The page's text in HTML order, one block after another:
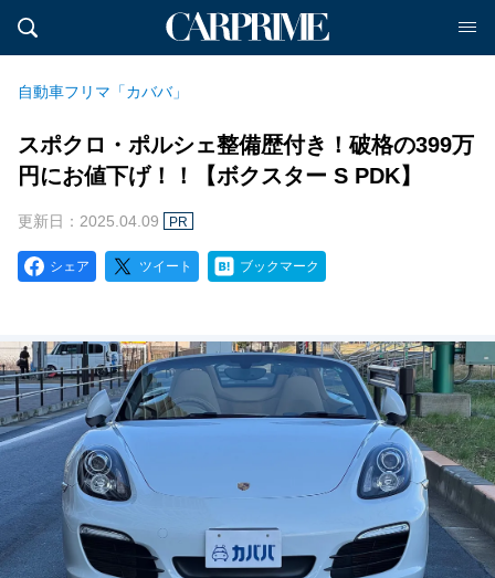
自動車フリマ「カババ」
スポクロ・ポルシェ整備歴付き！破格の399万
円にお値下げ！！【ボクスター S PDK】
更新日：2025.04.09 PR
シェア ツイート ブックマーク